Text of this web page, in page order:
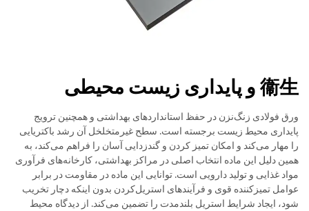
衞生 و پایداری زیست محیطی
ورق فولادی زنگ‌نزن در حفظ استانداردهای بهداشتی و همچنین ترویج
پایداری محیط زیست برجسته است. سطح غیرمتخلخل آن رشد باکتریایی
را مهار می‌کند و امکان تمیز کردن و گندزدایی آسان را فراهم می‌کند، به
همین دلیل این ماده انتخاب اصلی در مراکز بهداشتی، کارخانه‌های فرآوری
مواد غذایی و تولید دارویی است. توانایی این ماده در مقاومت در برابر
عوامل تمیزکننده قوی و فرآیندهای استریل‌کردن بدون اینکه دچار تخریب
شود، ایجاد شرایط استریل بلندمدت را تضمین می‌کند. از دیدگاه محیط